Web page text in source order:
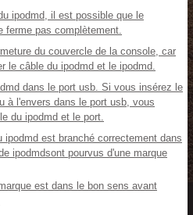
ipodmd, il est possible que le
ferme pas complètement.
du couvercle de la console, car
le câble du ipodmd et le ipodmd.
dans le port usb. Si vous insérez le
à l'envers dans le port usb, vous
du ipodmd et le port.
est branché correctement dans
ipodmdsont pourvus d'une marque
est dans le bon sens avant